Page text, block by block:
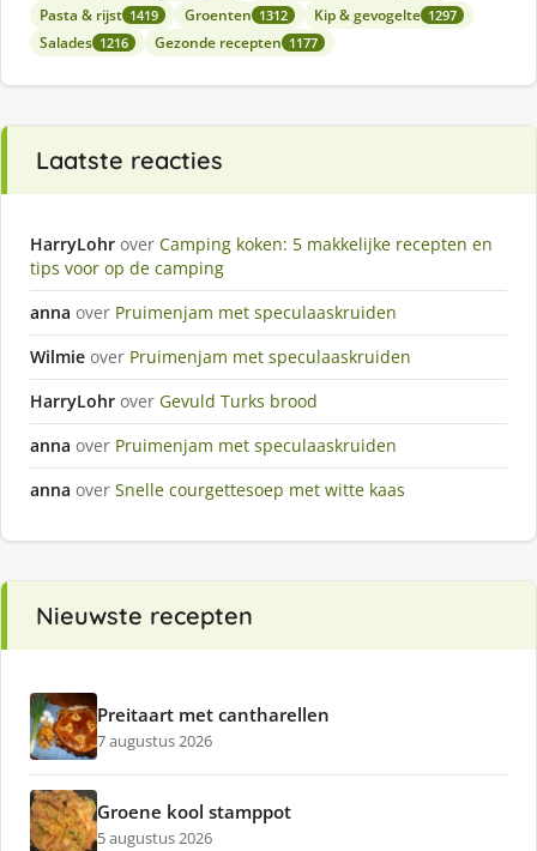
Pasta & rijst 1419 Groenten 1312 Kip & gevogelte 1297
Salades 1216 Gezonde recepten 1177
Laatste reacties
HarryLohr over Camping koken: 5 makkelijke recepten en
tips voor op de camping
anna over Pruimenjam met speculaaskruiden
Wilmie over Pruimenjam met speculaaskruiden
HarryLohr over Gevuld Turks brood
anna over Pruimenjam met speculaaskruiden
anna over Snelle courgettesoep met witte kaas
Nieuwste recepten
Preitaart met cantharellen
7 augustus 2026
Groene kool stamppot
5 augustus 2026